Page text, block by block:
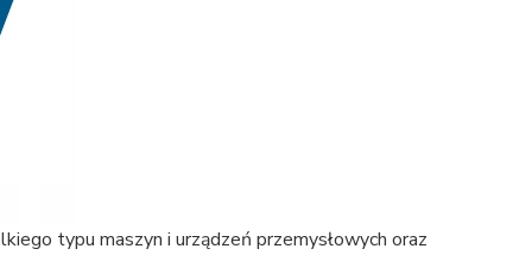
typu maszyn i urządzeń przemysłowych oraz